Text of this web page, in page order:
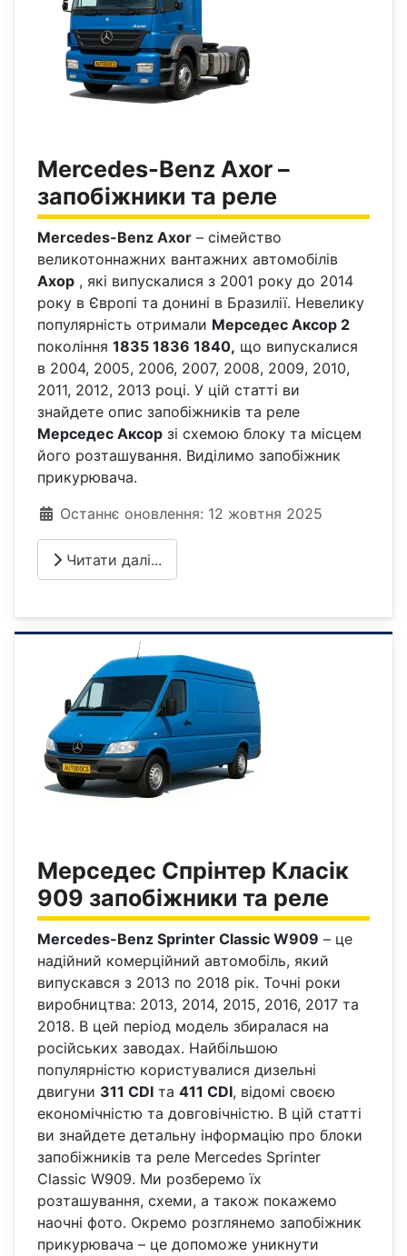
Mercedes-Benz Axor –
запобіжники та реле
Mercedes-Benz Axor – сімейство
великотоннажних вантажних автомобілів
Ахор , які випускалися з 2001 року до 2014
року в Європі та донині в Бразилії. Невелику
популярність отримали Мерседес Аксор 2
покоління 1835 1836 1840, що випускалися
в 2004, 2005, 2006, 2007, 2008, 2009, 2010,
2011, 2012, 2013 році. У цій статті ви
знайдете опис запобіжників та реле
Мерседес Аксор зі схемою блоку та місцем
його розташування. Виділимо запобіжник
прикурювача.
Деталі
Останнє оновлення: 12 жовтня 2025
Читати далі...
Мерседес Спрінтер Класік
909 запобіжники та реле
Mercedes-Benz Sprinter Classic W909 – це
надійний комерційний автомобіль, який
випускався з 2013 по 2018 рік. Точні роки
виробництва: 2013, 2014, 2015, 2016, 2017 та
2018. В цей період модель збиралася на
російських заводах. Найбільшою
популярністю користувалися дизельні
двигуни 311 CDI та 411 CDI, відомі своєю
економічністю та довговічністю. В цій статті
ви знайдете детальну інформацію про блоки
запобіжників та реле Mercedes Sprinter
Classic W909. Ми розберемо їх
розташування, схеми, а також покажемо
наочні фото. Окремо розглянемо запобіжник
прикурювача – це допоможе уникнути